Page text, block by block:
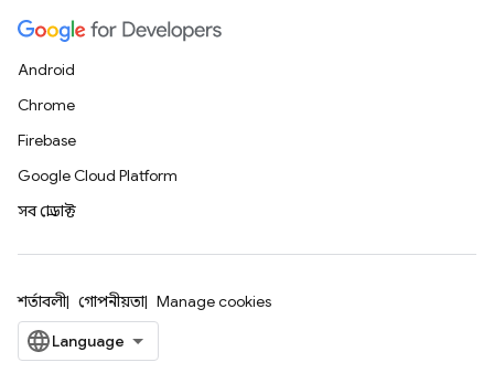
Android
Chrome
Firebase
Google Cloud Platform
সব প্রোডাক্ট
শর্তাবলী গোপনীয়তা Manage cookies